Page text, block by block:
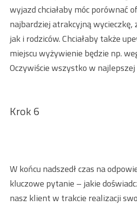
wyjazd chciałaby móc porównać
najbardziej atrakcyjną wycieczkę,
jak i rodziców. Chciałaby także
miejscu wyżywienie będzie np.
Oczywiście wszystko w najlepszej
Krok 6
W końcu nadszedł czas na
kluczowe pytanie – jakie
nasz klient w trakcie realizacji